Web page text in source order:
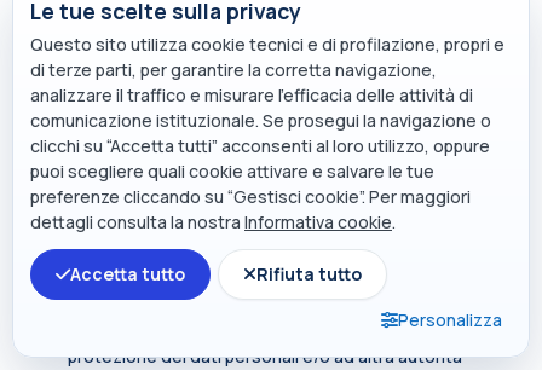
quelli di cui non è necessaria la conservazione in
relazione agli scopi per i quali i dati sono stati
raccolti o successivamente trattati.
In qualità di soggetto interessato hai inoltre diritto
di opporti, in tutto o in parte, per motivi legittimi al
trattamento dei dati personali che ti riguardano,
ancorché pertinenti allo scopo della raccolta.
Tali diritti sono esercitabili rivolgendosi al punto di
contattoprivacy@polimi.it.
Qualora tu ritenga che i tuoi diritti siano stati violati
dal titolare e/o da un terzo, hai il diritto di
presentare un reclamo all’Autorità per la
protezione dei dati personali e/o ad altra autorità
Le tue scelte sulla privacy
Questo sito utilizza cookie tecnici e di profilazione, propri e
di terze parti, per garantire la corretta navigazione,
analizzare il traffico e misurare l’efficacia delle attività di
comunicazione istituzionale. Se prosegui la navigazione o
clicchi su “Accetta tutti” acconsenti al loro utilizzo, oppure
puoi scegliere quali cookie attivare e salvare le tue
preferenze cliccando su “Gestisci cookie”. Per maggiori
dettagli consulta la nostra Informativa cookie.
Accetta tutto
Rifiuta tutto
Personalizza